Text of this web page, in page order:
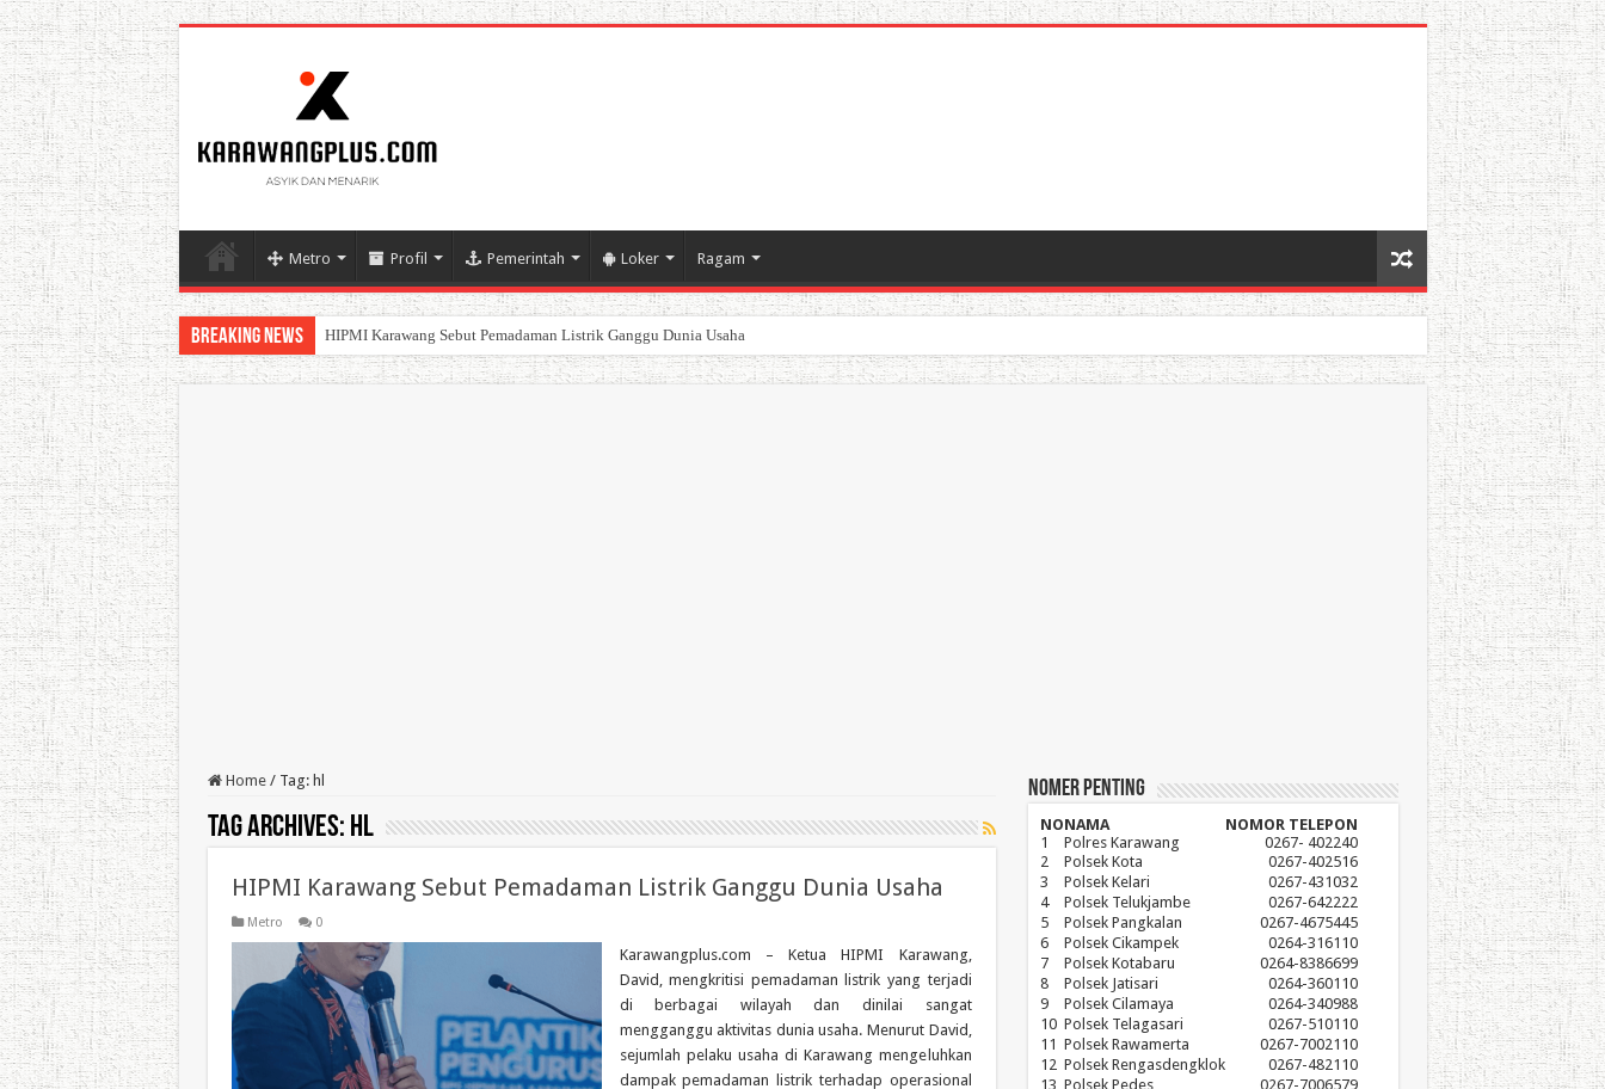
Metro Profil Pemerintah Loker Ragam
Breaking News BPK Ganjar WTP ke 11 Pada Laporan Keuangan Pemda Karawang
Home / Tag: hl
Tag Archives: hl
HIPMI Karawang Sebut Pemadaman Listrik Ganggu Dunia Usaha
Metro 0
Karawangplus.com – Ketua HIPMI Karawang,
David, mengkritisi pemadaman listrik yang terjadi
di berbagai wilayah dan dinilai sangat
mengganggu aktivitas dunia usaha. Menurut David,
sejumlah pelaku usaha di Karawang mengeluhkan
dampak pemadaman listrik terhadap operasional
Nomer Penting
NONAMA
NOMOR TELEPON
1
Polres Karawang
0267- 402240
2
Polsek Kota
0267-402516
3
Polsek Kelari
0267-431032
4
Polsek Telukjambe
0267-642222
5
Polsek Pangkalan
0267-4675445
6
Polsek Cikampek
0264-316110
7
Polsek Kotabaru
0264-8386699
8
Polsek Jatisari
0264-360110
9
Polsek Cilamaya
0264-340988
10 Polsek Telagasari
0267-510110
11 Polsek Rawamerta
0267-7002110
12 Polsek Rengasdengklok
0267-482110
13 Polsek Pedes
0267-7006579